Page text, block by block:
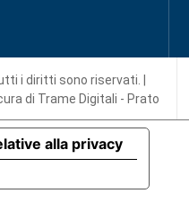
i diritti sono riservati. |
di Trame Digitali - Prato
alla privacy